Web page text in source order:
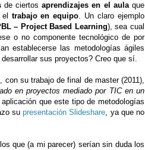
de ciertos aprendizajes en el aulaque
trabajo en equipo. Un claro ejemplo
– Project Based Learning), sea cual
o no componente tecnológico de por
establecerse las metodologías ágiles
sus proyectos? Creo que sí.
con su trabajo de final de master (2011),
en proyectos mediado por TIC en un
que este tipo de metodologías
su presentación Slideshare, ya que no
que (a mi parecer) serían sin duda los